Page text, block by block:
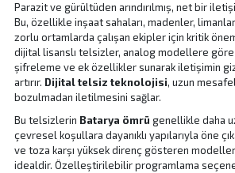
Parazit ve gürültüden arındırılmış, net bir
Bu, özellikle inşaat sahaları, madenler,
zorlu ortamlarda çalışan ekipler için kritik
dijital lisanslı telsizler, analog modellere göre
şifreleme ve ek özellikler sunarak iletişimin
artırır. Dijital telsiz teknolojisi, uzun
bozulmadan iletilmesini sağlar.
Bu telsizlerin Batarya ömrü genellikle daha
çevresel koşullara dayanıklı yapılarıyla öne
ve toza karşı yüksek direnç gösteren modeller,
idealdir. Özelleştirilebilir programlama